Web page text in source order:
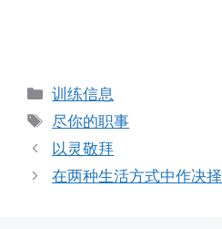
Categories
训练信息
Tags
尽你的职事
以灵敬拜
在两种生活方式中作决择